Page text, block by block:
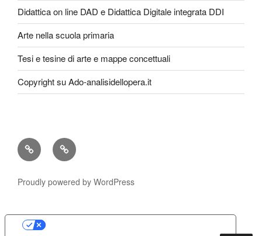
Didattica on line DAD e Didattica Digitale integrata DDI
Arte nella scuola primaria
Tesi e tesine di arte e mappe concettuali
Copyright su Ado-analisidellopera.it
Privacy
Policy
Cookie
Poicy
Proudly powered by WordPress
Le tue preferenze relative alla privacy